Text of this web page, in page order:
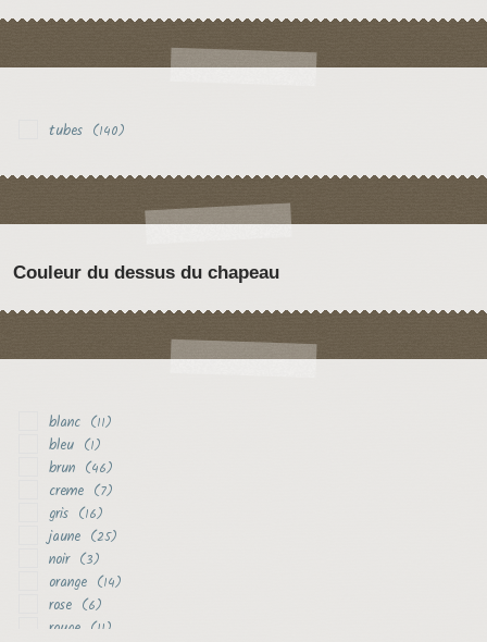
tubes (140)
Couleur du dessus du chapeau
blanc (11)
bleu (1)
brun (46)
creme (7)
gris (16)
jaune (25)
noir (3)
orange (14)
rose (6)
rouge (11)